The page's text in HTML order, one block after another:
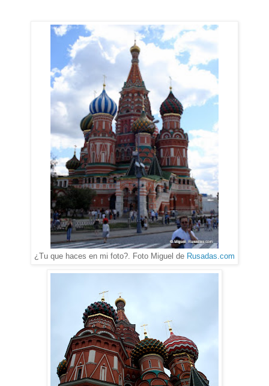
¿Tu que haces en mi foto?. Foto Miguel de Rusadas.com